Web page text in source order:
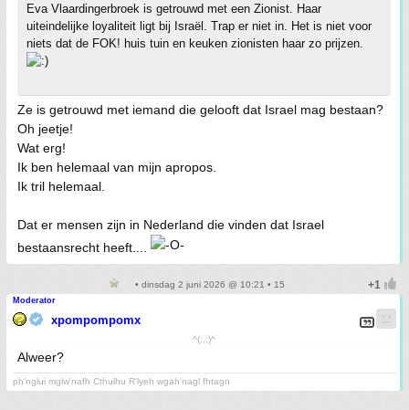
Eva Vlaardingerbroek is getrouwd met een Zionist. Haar
uiteindelijke loyaliteit ligt bij Israël. Trap er niet in. Het is niet voor
niets dat de FOK! huis tuin en keuken zionisten haar zo prijzen.
Ze is getrouwd met iemand die gelooft dat Israel mag bestaan?
Oh jeetje!
Wat erg!
Ik ben helemaal van mijn apropos.
Ik tril helemaal.
Dat er mensen zijn in Nederland die vinden dat Israel
bestaansrecht heeft....
• dinsdag 2 juni 2026 @ 10:21 • 15
Moderator
xpompompomx
^(;,;)^
Alweer?
ph'nglui mglw'nafh Cthulhu R'lyeh wgah'nagl fhtagn